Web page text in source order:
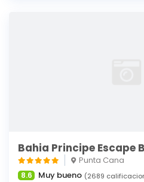
Bahia Principe Escape
Punta Cana
8.6 Muy bueno (2689